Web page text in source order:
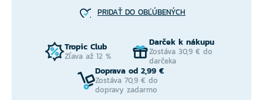
PRIDAŤ DO OBĽÚBENÝCH
Tropic Club
Zľava až 12 %
Darček k nákupu
Zostáva 30,9 € do
darčeka
Doprava od 2,99 €
Zostáva 70,9 € do
dopravy zadarmo